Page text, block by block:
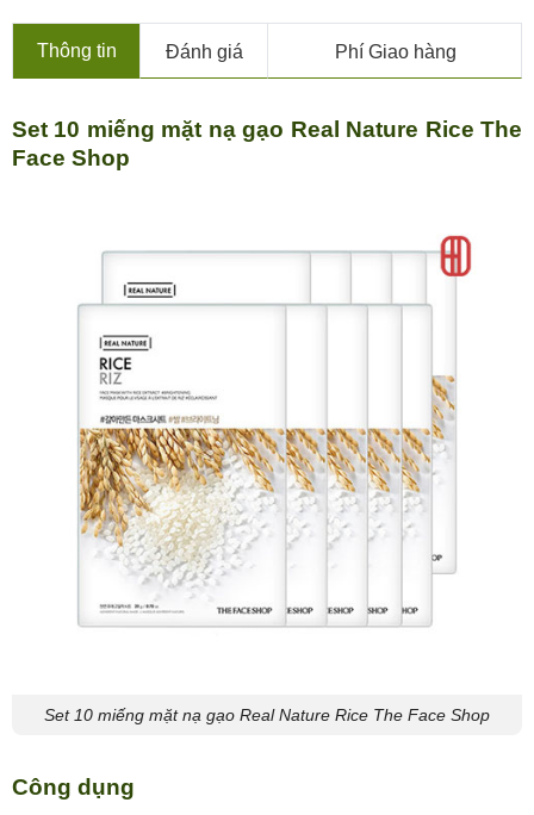
23.000 ₫.
23.000 ₫.
Thông tin Đánh giá Phí Giao hàng
Set 10 miếng mặt nạ gạo Real Nature Rice The
Face Shop
Set 10 miếng mặt nạ gạo Real Nature Rice The Face Shop
Công dụng